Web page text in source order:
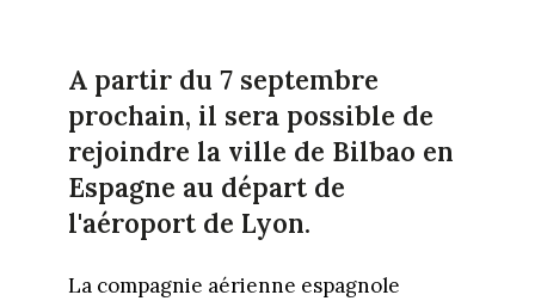
A partir du 7 septembre
prochain, il sera possible de
rejoindre la ville de Bilbao en
Espagne au départ de
l'aéroport de Lyon.
La compagnie aérienne espagnole